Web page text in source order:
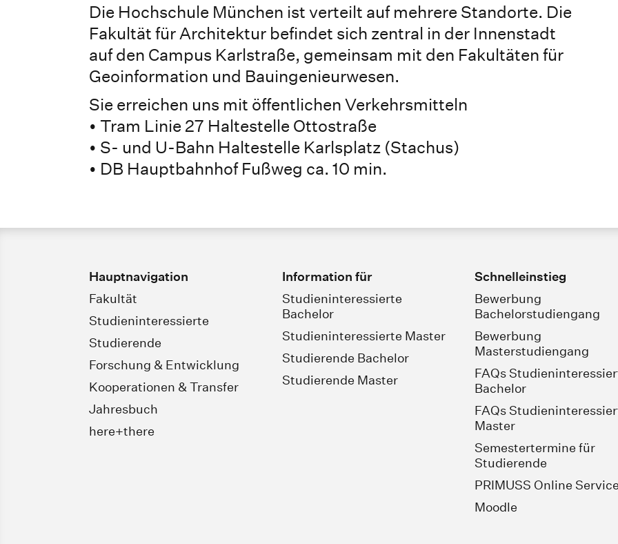
Die Hochschule München ist verteilt auf mehrere Standorte. Die
Fakultät für Architektur befindet sich zentral in der Innenstadt
auf den Campus Karlstraße, gemeinsam mit den Fakultäten für
Geoinformation und Bauingenieurwesen.
Sie erreichen uns mit öffentlichen Verkehrsmitteln
• Tram Linie 27 Haltestelle Ottostraße
• S- und U-Bahn Haltestelle Karlsplatz (Stachus)
• DB Hauptbahnhof Fußweg ca. 10 min.
Hauptnavigation
Fakultät
Studieninteressierte
Studierende
Forschung & Entwicklung
Kooperationen & Transfer
Jahresbuch
here+there
Information für
Studieninteressierte
Bachelor
Studieninteressierte Master
Studierende Bachelor
Studierende Master
Schnelleinstieg
Bewerbung
Bachelorstudiengang
Bewerbung
Masterstudiengang
FAQs
Bachelor
FAQs
Master
Semestertermine für
Studierende
PRIMUSS Online
Moodle